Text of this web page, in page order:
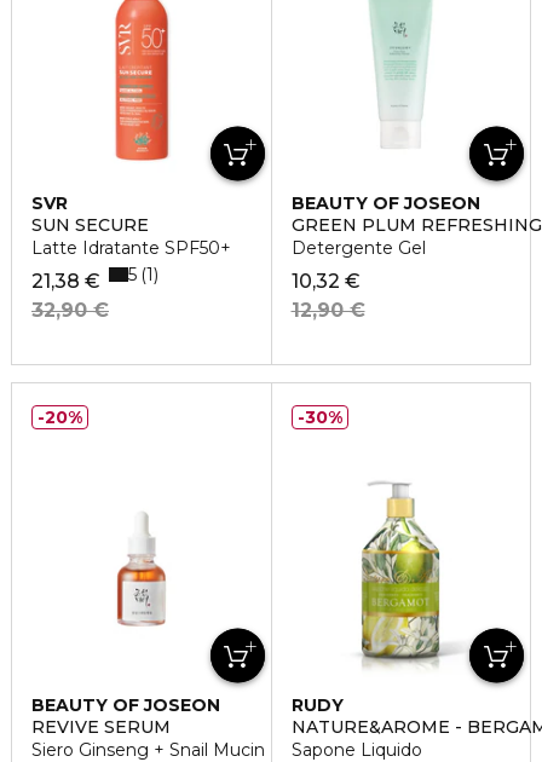
SVR
SUN SECURE
Latte Idratante SPF50+
21,38 €
32,90 €
5 1
BEAUTY OF JOSEON
GREEN PLUM
Detergente Gel
10,32 €
12,90 €
BEAUTY OF JOSEON
REVIVE SERUM
Siero Ginseng + Snail Mucin
20%
RUDY
NATURE&AROME -
Sapone Liquido
30%